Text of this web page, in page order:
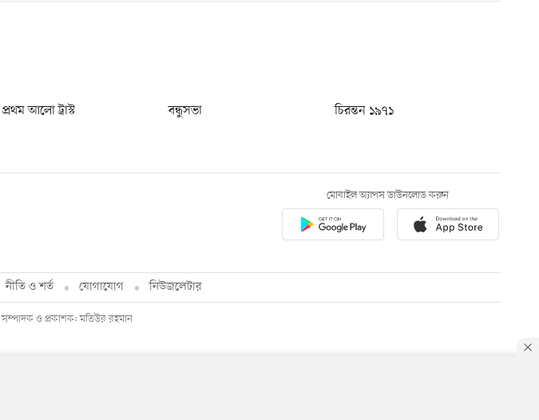
প্রথম আলো ট্রাস্ট বন্ধুসভা
চিরন্তন ১৯৭১
মোবাইল অ্যাপস ডাউনলোড করুন
নীতি ও শর্ত যোগাযোগ নিউজলেটার
সম্পাদক ও প্রকাশক: মতিউর রহমান